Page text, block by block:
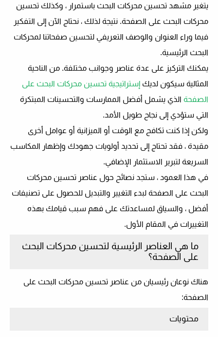
يتغير مشهد تحسين محركات البحث باستمرار ، وكذلك تحسين
محركات البحث على الصفحة. نتيجة لذلك ، نحتاج الآن إلى التفكير
فيما وراء العنوان والوصف التعريفي لتحسين صفحاتنا لمحركات
البحث الرئيسية.
يمكنك التركيز على عدة عناصر وجوانب مختلفة. من الناحية
المثالية سيكون لديك إستراتيجية تحسين محركات البحث على
الصفحة الذي يشمل أفضل الممارسات والتحسينات المبتكرة
التي ستؤدي إلى نجاح طويل الأمد.
ولكن إذا كنت تكافح مع الوقت أو الميزانية أو عوامل أخرى
مقيدة ، فقد تحتاج إلى تحديد أولويات جهودك وإظهار المكاسب
السريعة لتبرير الاستثمار الإضافي.
في هذا العمود ، ستجد نصائح حول عناصر تحسين محركات
البحث على الصفحة لبدء التغيير والتبديل للحصول على تصنيفات
أفضل ، والسياق لمساعدتك على فهم سبب قيامك بهذه
التغييرات في المقام الأول.
ما هي العناصر الرئيسية لتحسين محركات البحث
على الصفحة؟
هناك نوعان رئيسيان من عناصر تحسين محركات البحث على
الصفحة:
محتويات